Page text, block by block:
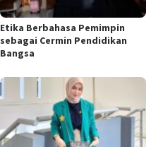
Etika Berbahasa Pemimpin
sebagai Cermin Pendidikan
Bangsa